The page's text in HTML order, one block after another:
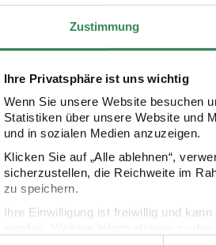
Zustimmung
Ihre Privatsphäre ist uns wichtig
Wenn Sie unsere Website besuchen
Statistiken über unsere Website und
und in sozialen Medien anzuzeigen.
Klicken Sie auf „Alle ablehnen“,
sicherzustellen, die Reichweite im
zu speichern.
Ihre Einwilligung ist freiwillig und